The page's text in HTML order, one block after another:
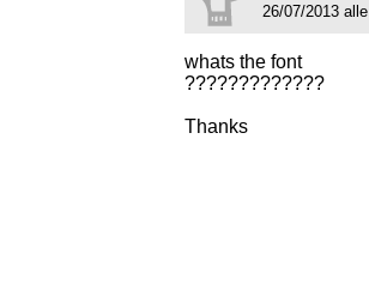
26/07/2013
whats the font
?????????????
Thanks